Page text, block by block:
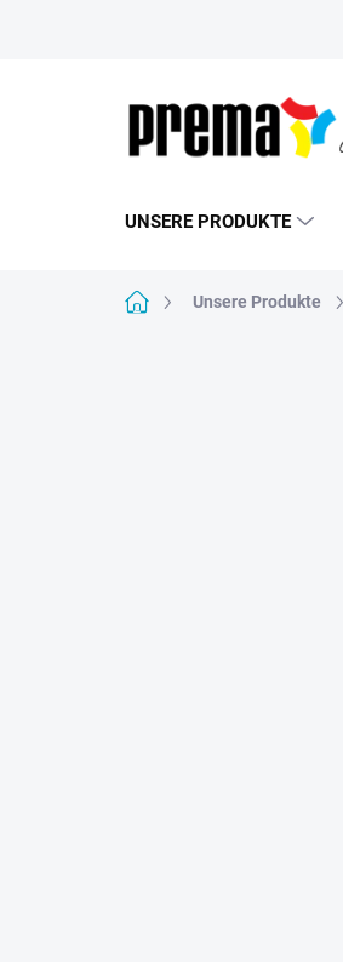
UNSERE PRODUKTE
StartseiteUnsere Produkte